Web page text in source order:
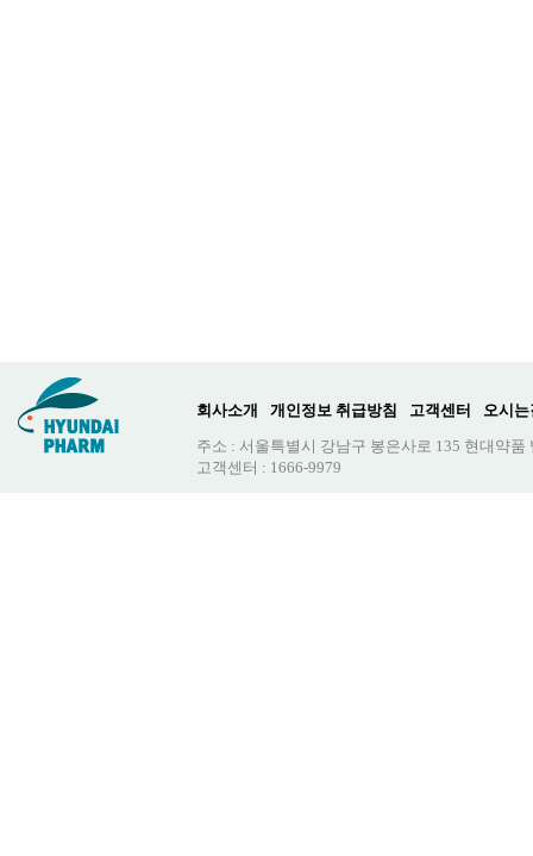
회사소개 개인정보 취급방침 고객센터
오시는
주소 : 서울특별시 강남구 봉은사로 135 현대약품
고객센터 : 1666-9979